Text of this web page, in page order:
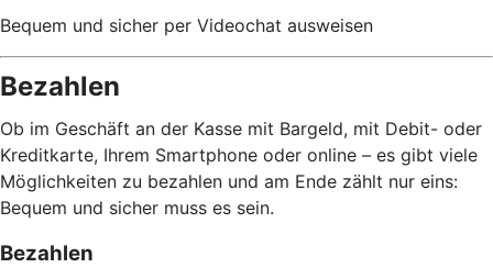
Bequem und sicher per Videochat ausweisen
Bezahlen
Ob im Geschäft an der Kasse mit Bargeld, mit Debit- oder
Kreditkarte, Ihrem Smartphone oder online – es gibt viele
Möglichkeiten zu bezahlen und am Ende zählt nur eins:
Bequem und sicher muss es sein.
Bezahlen